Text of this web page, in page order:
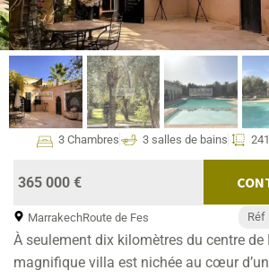
3 Chambres 3 salles de bains
365 000 €
MarrakechRoute de Fes Réf
À seulement dix kilomètres du centre de
magnifique villa est nichée au cœur